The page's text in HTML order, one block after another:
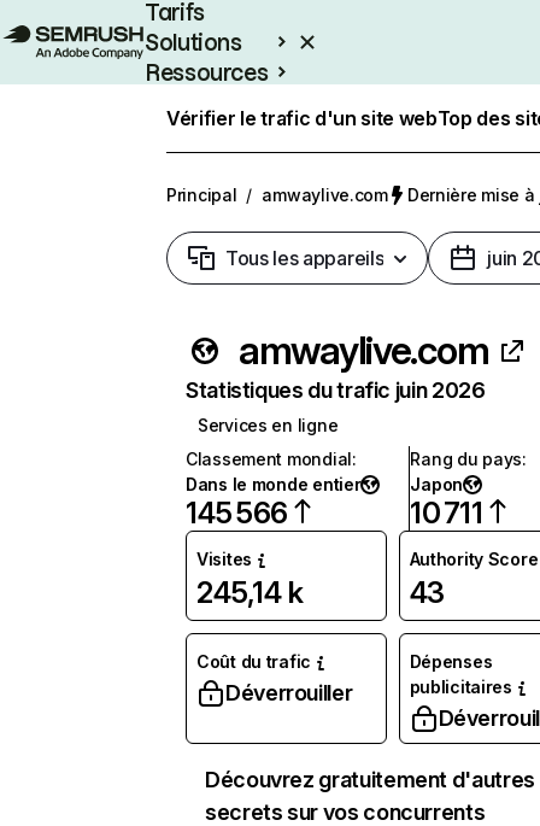
Tarifs
Solutions
Ressources
Vérifier le trafic d'un site webTop des
Principal / amwaylive.com Dernière mise
Tous les appareils juin
amwaylive.com
Statistiques du trafic juin 2026
Services en ligne
Classement mondial:
Dans le monde entier
145 566
Rang du pays:
Japon
10 711
Visites
245,14 k
Authority Score
43
Coût du trafic
Déverrouiller
Dépenses
publicitaires
Découvrez gratuitement d'autres
secrets sur vos concurrents